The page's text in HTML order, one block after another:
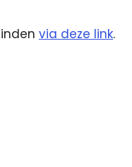
via deze link.